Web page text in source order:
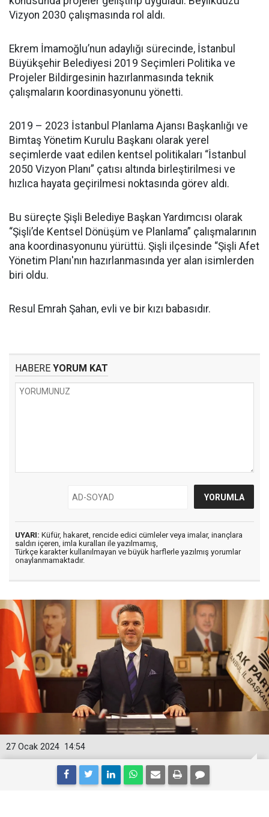
Vizyon 2030 çalışmasında rol aldı.
Ekrem İmamoğlu’nun adaylığı sürecinde, İstanbul
Büyükşehir Belediyesi 2019 Seçimleri Politika ve
Projeler Bildirgesinin hazırlanmasında teknik
çalışmaların koordinasyonunu yönetti.
2019 – 2023 İstanbul Planlama Ajansı Başkanlığı ve
Bimtaş Yönetim Kurulu Başkanı olarak yerel
seçimlerde vaat edilen kentsel politikaları “İstanbul
2050 Vizyon Planı” çatısı altında birleştirilmesi ve
hızlıca hayata geçirilmesi noktasında görev aldı.
Bu süreçte Şişli Belediye Başkan Yardımcısı olarak
“Şişli’de Kentsel Dönüşüm ve Planlama” çalışmalarının
ana koordinasyonunu yürüttü. Şişli ilçesinde “Şişli Afet
Yönetim Planı'nın hazırlanmasında yer alan isimlerden
biri oldu.
Resul Emrah Şahan, evli ve bir kızı babasıdır.
HABERE YORUM KAT
UYARI: Küfür, hakaret, rencide edici cümleler veya imalar, inançlara
saldırı içeren, imla kuralları ile yazılmamış,
Türkçe karakter kullanılmayan ve büyük harflerle yazılmış yorumlar
onaylanmamaktadır.
14:54
27 Ocak 2024